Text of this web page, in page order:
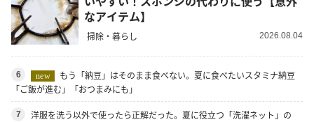
なアイテム】
掃除・暮らし 2026.08.04
6 new
もう「納豆」はそのまま食べない。夏に食べたいスタミナ納豆
「ご飯が進む」「おつまみにも」
7
洋服を洗う以外で使ったら正解だった。夏に役立つ「洗濯ネット」の